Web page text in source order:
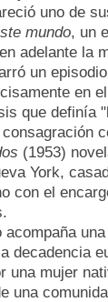
uno de
mundo, un
adelante la
un
en
que definía
(1953)
York,
con el
acompaña
decadencia
una mujer
una